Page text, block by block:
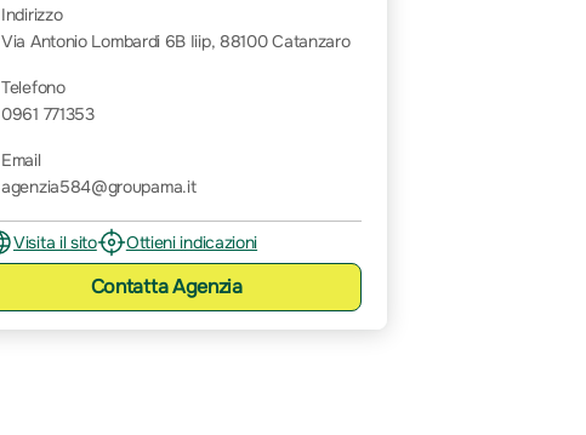
Indirizzo
Via Antonio Lombardi 6B Iiip, 88100 Catanzaro
Telefono
0961 771353
Email
agenzia584@groupama.it
Visita il sito Ottieni indicazioni
ContattaAgenzia